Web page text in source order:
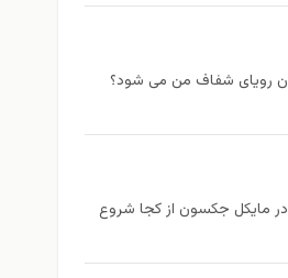
رویای شفاف من می شود؟
مایکل جکسون از كجا شروع